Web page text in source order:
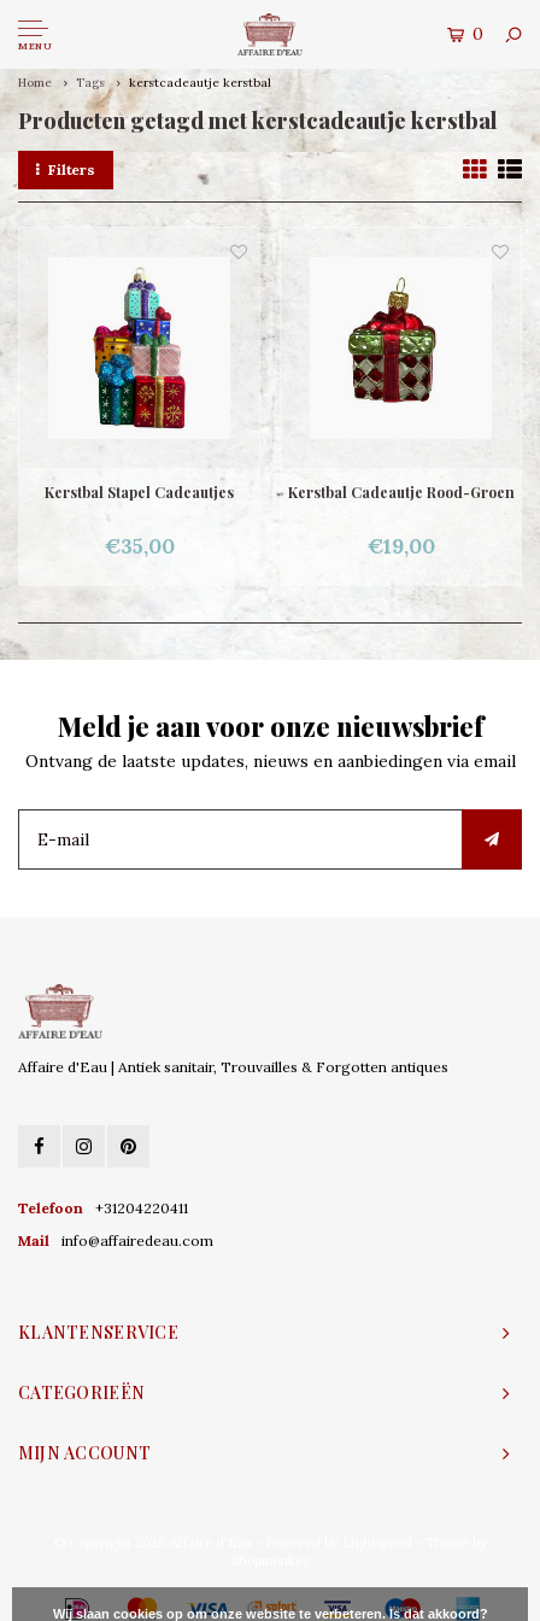
MENU
0
Home Tags kerstcadeautje kerstbal
Producten getagd met kerstcadeautje kerstbal
Filters
Kerstbal Stapel Cadeautjes
€35,00
Kerstbal Cadeautje Rood-Groen
€19,00
Meld je aan voor onze nieuwsbrief
Ontvang de laatste updates, nieuws en aanbiedingen via email
Affaire d'Eau | Antiek sanitair, Trouvailles & Forgotten antiques
Telefoon
+31204220411
Mail
info@affairedeau.com
KLANTENSERVICE
CATEGORIEËN
MIJN ACCOUNT
Wij slaan cookies op om onze website te verbeteren. Is dat akkoord?